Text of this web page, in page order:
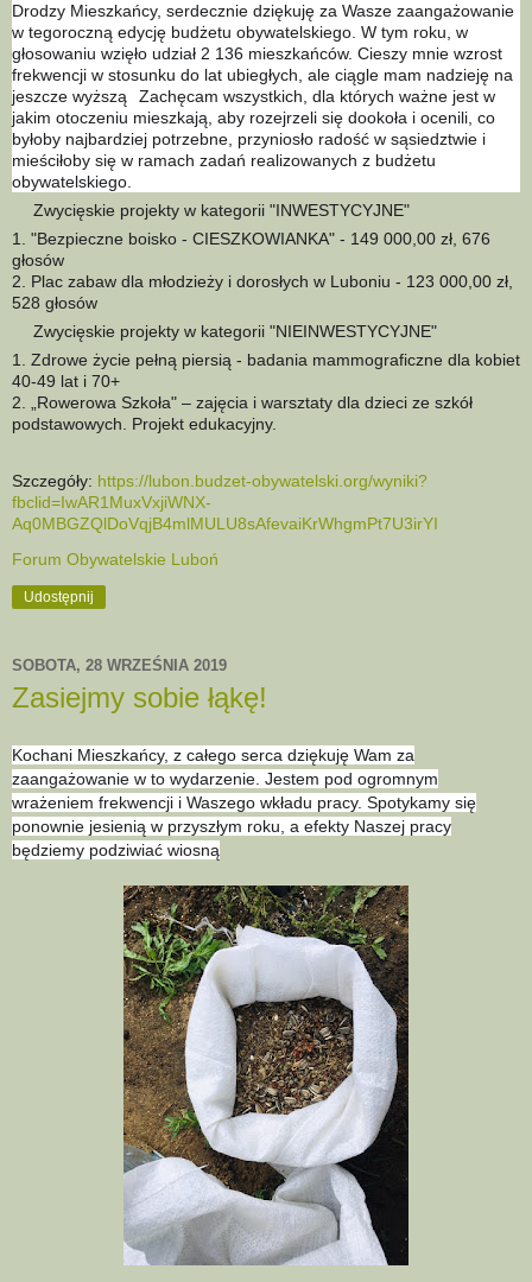
Drodzy Mieszkańcy, serdecznie dziękuję za Wasze zaangażowanie
w tegoroczną edycję budżetu obywatelskiego. W tym roku, w
głosowaniu wzięło udział 2 136 mieszkańców. Cieszy mnie wzrost
frekwencji w stosunku do lat ubiegłych, ale ciągle mam nadzieję na
jeszcze wyższą
Zachęcam wszystkich, dla których ważne jest w
jakim otoczeniu mieszkają, aby rozejrzeli się dookoła i ocenili, co
byłoby najbardziej potrzebne, przyniosło radość w sąsiedztwie i
mieściłoby się w ramach zadań realizowanych z budżetu
obywatelskiego.
Zwycięskie projekty w kategorii "INWESTYCYJNE"
1. "Bezpieczne boisko - CIESZKOWIANKA" - 149 000,00 zł, 676
głosów
2. Plac zabaw dla młodzieży i dorosłych w Luboniu - 123 000,00 zł,
528 głosów
Zwycięskie projekty w kategorii "NIEINWESTYCYJNE"
1. Zdrowe życie pełną piersią - badania mammograficzne dla kobiet
40-49 lat i 70+
2. „Rowerowa Szkoła" – zajęcia i warsztaty dla dzieci ze szkół
podstawowych. Projekt edukacyjny.
Szczegóły: https://lubon.budzet-obywatelski.org/wyniki?
fbclid=IwAR1MuxVxjiWNX-
Aq0MBGZQlDoVqjB4mlMULU8sAfevaiKrWhgmPt7U3irYI
Forum Obywatelskie Luboń
Udostępnij
SOBOTA, 28 WRZEŚNIA 2019
Zasiejmy sobie łąkę!
Kochani Mieszkańcy, z całego serca dziękuję Wam za
zaangażowanie w to wydarzenie. Jestem pod ogromnym
wrażeniem frekwencji i Waszego wkładu pracy. Spotykamy się
ponownie jesienią w przyszłym roku, a efekty Naszej pracy
będziemy podziwiać wiosną